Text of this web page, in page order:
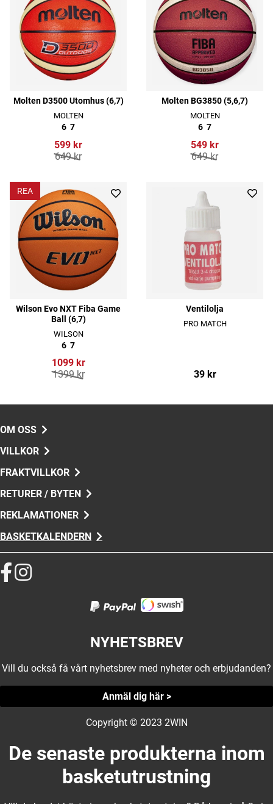
Molten D3500 Utomhus (6,7)
MOLTEN
6 7
599 kr
649 kr
Molten BG3850 (5,6,7)
MOLTEN
6 7
549 kr
649 kr
REA
Wilson Evo NXT Fiba Game
Ball (6,7)
WILSON
6 7
1099 kr
1399 kr
Ventilolja
PRO MATCH
39 kr
OM OSS
VILLKOR
FRAKTVILLKOR
RETURER / BYTEN
REKLAMATIONER
BASKETKALENDERN
NYHETSBREV
Vill du också få vårt nyhetsbrev med nyheter och erbjudanden?
Anmäl dig här >
Copyright © 2023 2WIN
De senaste produkterna inom
basketutrustning